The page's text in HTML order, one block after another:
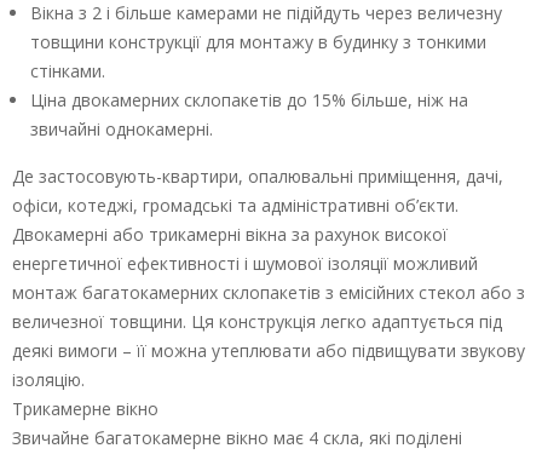
Вікна з 2 і більше камерами не підійдуть через величезну
товщини конструкції для монтажу в будинку з тонкими
стінками.
Ціна двокамерних склопакетів до 15% більше, ніж на
звичайні однокамерні.
Де застосовують-квартири, опалювальні приміщення, дачі,
офіси, котеджі, громадські та адміністративні об’єкти.
Двокамерні або трикамерні вікна за рахунок високої
енергетичної ефективності і шумової ізоляції можливий
монтаж багатокамерних склопакетів з емісійних стекол або з
величезної товщини. Ця конструкція легко адаптується під
деякі вимоги – її можна утеплювати або підвищувати звукову
ізоляцію.
Трикамерне вікно
Звичайне багатокамерне вікно має 4 скла, які поділені